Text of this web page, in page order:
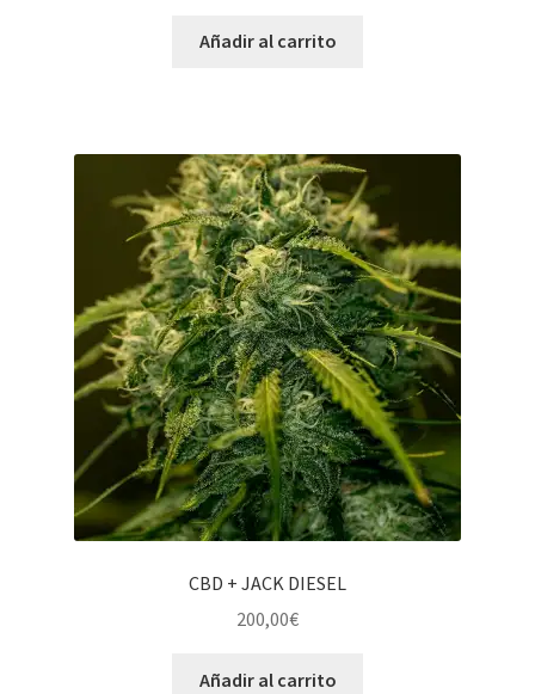
Añadir al carrito
CBD + JACK DIESEL
200,00€
Añadir al carrito